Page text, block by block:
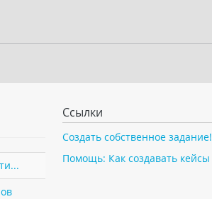
Ссылки
Создать собственное задание!
Помощь: Как создавать кейсы